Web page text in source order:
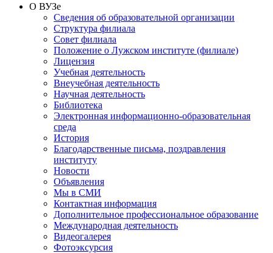
О ВУЗе
Сведения об образовательной организации
Структура филиала
Совет филиала
Положение о Лужском институте (филиале)
Лицензия
Учебная деятельность
Внеучебная деятельность
Научная деятельность
Библиотека
Электронная информационно-образовательная
среда
История
Благодарственные письма, поздравления
институту
Новости
Объявления
Мы в СМИ
Контактная информация
Дополнительное профессиональное образование
Международная деятельность
Видеогалерея
Фотоэксурсия